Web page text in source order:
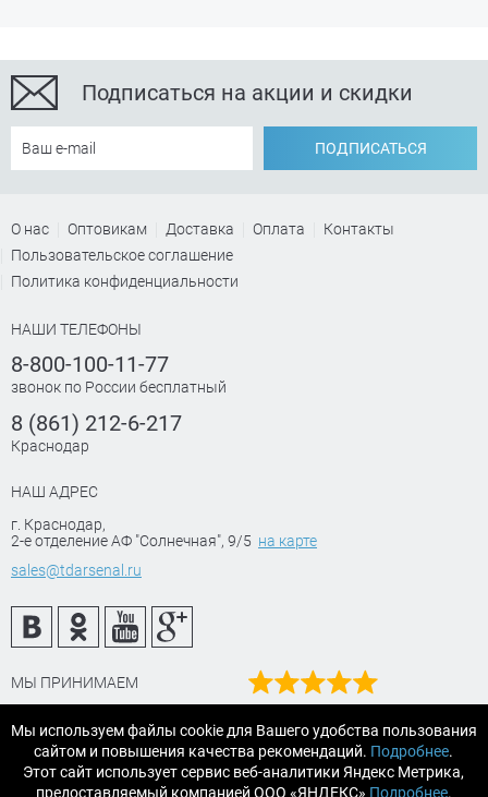
Подписаться на акции и скидки
ПОДПИСАТЬСЯ
О нас Оптовикам Доставка Оплата
Контакты
Пользовательское соглашение
Политика конфиденциальности
НАШИ ТЕЛЕФОНЫ
8-800-100-11-77
звонок по России бесплатный
8 (861) 212-6-217
Краснодар
НАШ АДРЕС
г. Краснодар,
2-е отделение АФ "Солнечная", 9/5 на карте
sales@tdarsenal.ru
МЫ ПРИНИМАЕМ
на Яндекс маркет
Читайте отзывы
Мы используем файлы cookie для Вашего удобства пользования
сайтом и повышения качества рекомендаций. Подробнее.
Этот сайт использует сервис веб-аналитики Яндекс Метрика,
предоставляемый компанией ООО «ЯНДЕКС» Подробнее.